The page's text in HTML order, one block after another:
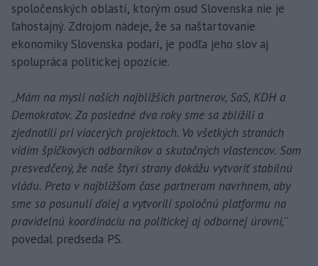
spoločenských oblastí, ktorým osud Slovenska nie je
ľahostajný. Zdrojom nádeje, že sa naštartovanie
ekonomiky Slovenska podarí, je podľa jeho slov aj
spolupráca politickej opozície.
„Mám na mysli našich najbližších partnerov, SaS, KDH a
Demokratov. Za posledné dva roky sme sa zblížili a
zjednotili pri viacerých projektoch. Vo všetkých stranách
vidím špičkových odborníkov a skutočných vlastencov. Som
presvedčený, že naše štyri strany dokážu vytvoriť stabilnú
vládu. Preto v najbližšom čase partnerom navrhnem, aby
sme sa posunuli ďalej a vytvorili spoločnú platformu na
pravidelnú koordináciu na politickej aj odbornej úrovni,”
povedal predseda PS.